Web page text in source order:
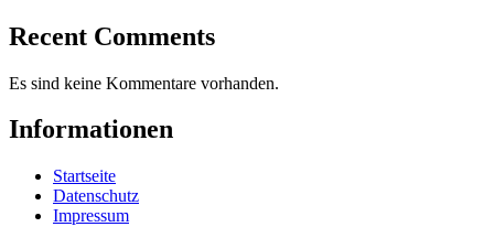
Recent Comments
Es sind keine Kommentare vorhanden.
Informationen
Startseite
Datenschutz
Impressum